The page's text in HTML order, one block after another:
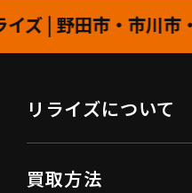
田市・市川市・船
リライズについて
買取方法